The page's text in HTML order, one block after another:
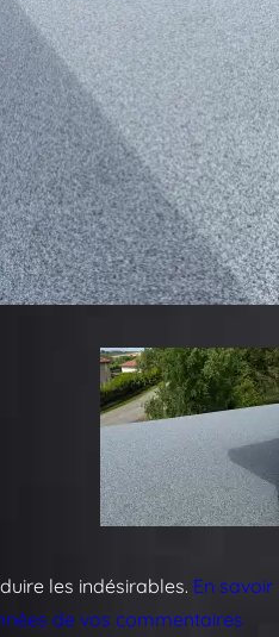
les indésirables. En savoir
de vos commentaires